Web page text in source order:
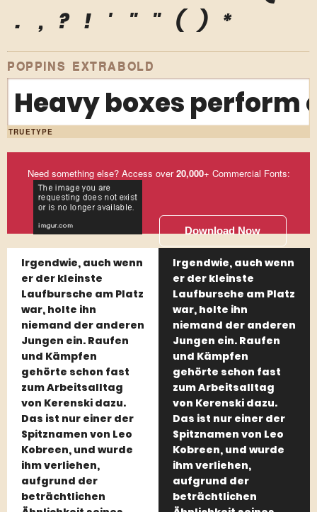
.
, ? ! ' " " ( ) *
POPPINS EXTRABOLD
Heavy boxes perform
TRUETYPE
Need something else? Access over20,000+ Commercial Fonts:
Download Now
Irgendwie, auch wenn
er der kleinste
Laufbursche am Platz
war, holte ihn
niemand der anderen
Jungen ein. Raufen
und Kämpfen
gehörte schon fast
zum Arbeitsalltag
von Kerenski dazu.
Das ist nur einer der
Spitznamen von Leo
Kobreen, und wurde
ihm verliehen,
aufgrund der
beträchtlichen
Irgendwie, auch wenn
er der kleinste
Laufbursche am Platz
war, holte ihn
niemand der anderen
Jungen ein. Raufen
und Kämpfen
gehörte schon fast
zum Arbeitsalltag
von Kerenski dazu.
Das ist nur einer der
Spitznamen von Leo
Kobreen, und wurde
ihm verliehen,
aufgrund der
beträchtlichen